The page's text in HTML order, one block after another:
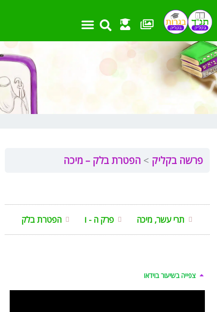
לתוכן
פרשה בקליק הפטרת בלק – מיכה
תרי עשר, מיכה פרק ה - ו הפטרת בלק
צפייה בשיעור בוידאו